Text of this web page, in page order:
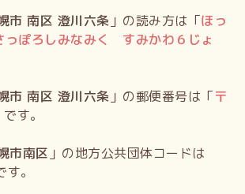
市 南区 澄川六条 」の読み方は「ほっ
ぽろしみなみく すみかわ６じょ
市 南区 澄川六条 」の郵便番号は「〒
です。
市南区 」の地方公共団体コードは
す。